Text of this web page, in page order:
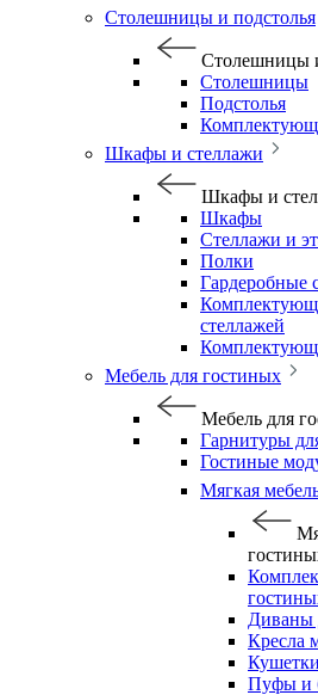
Столешницы и подстолья
Столешницы
Столешницы
Подстолья
Шкафы и стеллажи
Шкафы и
Шкафы
Стеллажи и
Полки
Гардеробные
стеллажей
Мебель для гостиных
Мебель для
Гарнитуры
Гостиные
Мягкая
Диваны
Кресла
Пуфы и